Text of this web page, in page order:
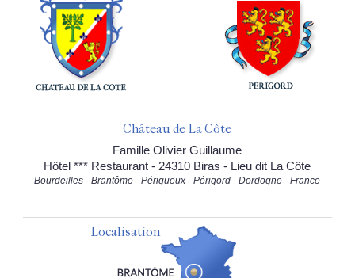
Château de La Côte
Famille Olivier Guillaume
Hôtel *** Restaurant - 24310 Biras - Lieu dit La Côte
Bourdeilles - Brantôme - Périgueux - Périgord - Dordogne - France
Localisation